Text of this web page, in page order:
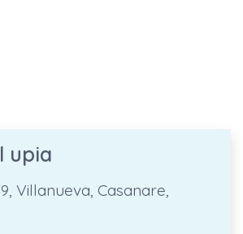
upia
Villanueva, Casanare,